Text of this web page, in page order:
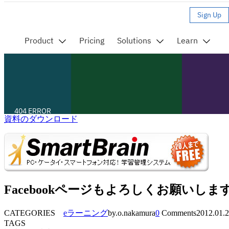
資料のダウンロード
Facebookページもよろしくお願いしま
CATEGORIES eラーニングby.o.nakamura0 Comments
TAGS